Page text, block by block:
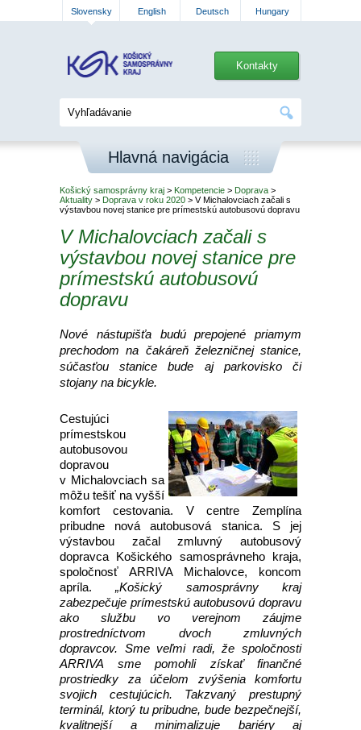
Slovensky English Deutsch Hungary
Kontakty
Hlavná navigácia
Košický samosprávny kraj > Kompetencie > Doprava >
Aktuality > Doprava v roku 2020 > V Michalovciach začali s
výstavbou novej stanice pre prímestskú autobusovú dopravu
V Michalovciach začali s
výstavbou novej stanice pre
prímestskú autobusovú
dopravu
Nové nástupišťa budú prepojené priamym
prechodom na čakáreň železničnej stanice,
súčasťou stanice bude aj parkovisko či
stojany na bicykle.
Cestujúci
prímestskou
autobusovou
dopravou
v Michalovciach sa
môžu tešiť na vyšší
komfort cestovania. V centre Zemplína
pribudne nová autobusová stanica. S jej
výstavbou začal zmluvný autobusový
dopravca Košického samosprávneho kraja,
spoločnosť ARRIVA Michalovce, koncom
apríla.„Košický samosprávny kraj
zabezpečuje prímestskú autobusovú dopravu
ako službu vo verejnom záujme
prostredníctvom dvoch zmluvných
dopravcov. Sme veľmi radi, že spoločnosti
ARRIVA sme pomohli získať finančné
prostriedky za účelom zvýšenia komfortu
svojich cestujúcich. Takzvaný prestupný
terminál, ktorý tu pribudne, bude bezpečnejší,
kvalitnejší a minimalizuje bariéry aj